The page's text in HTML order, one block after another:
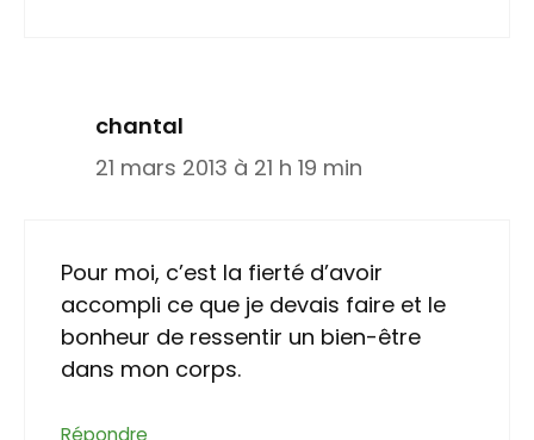
chantal
21 mars 2013 à 21 h 19 min
Pour moi, c’est la fierté d’avoir
accompli ce que je devais faire et le
bonheur de ressentir un bien-être
dans mon corps.
Répondre